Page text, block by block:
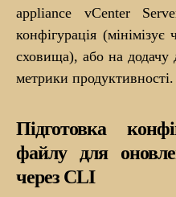
appliance vCenter
конфігурація
сховища), або на додачу
метрики продуктивності.
Підготовка
файлу для
через CLI